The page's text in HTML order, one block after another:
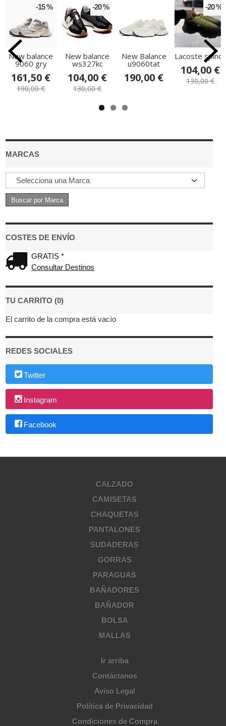
MARCAS
COSTES DE ENVÍO
GRATIS *
Consultar Destinos
TU CARRITO (0)
El carrito de la compra está vacío
REDES SOCIALES
Twitter
Instagram
Facebook
-15 %
New balance
9060 gry
161,50 €
190,00 €
-20 %
New balance
ws327kc
104,00 €
130,00 €
New Balance
u9060tat
190,00 €
-20 %
Lacoste spinor
104,00 €
130,00 €
CALZADO
CAMISETAS
CHAQUETAS
PANTALONES
SUDADERAS
GORRAS
PARAGUAS
BAÑADORES
BAÑADOR
BOLSA
MALLAS
Ir arriba
Contáctanos
Aviso Legal
Política de Privacidad
Condiciones de Compra